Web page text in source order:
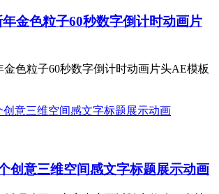
金色粒子60秒数字倒计时动画片
金色粒子60秒数字倒计时动画片头AE模板
创意三维空间感文字标题展示动画